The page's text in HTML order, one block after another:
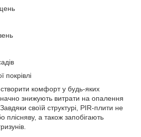
покрівлі
комфорт у будь-яких
знижують витрати на опалення
своїй структурі, PIR-плити не
плісняву, а також запобігають